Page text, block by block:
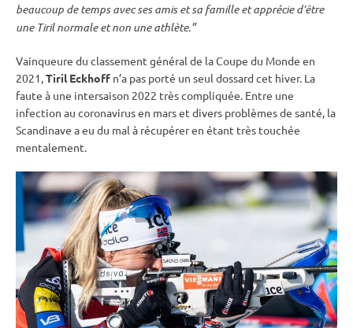
beaucoup de temps avec ses amis et sa famille et apprécie d’être
une Tiril normale et non une athlète.”
Vainqueure du classement général de laCoupe du Monde en
2021,Tiril Eckhoff n’a pas porté un seul dossard cet hiver. La
faute à une intersaison 2022 très compliquée. Entre une
infection au coronavirus en mars et divers problèmes de santé, la
Scandinave a eu du mal à récupérer en étant très touchée
mentalement.